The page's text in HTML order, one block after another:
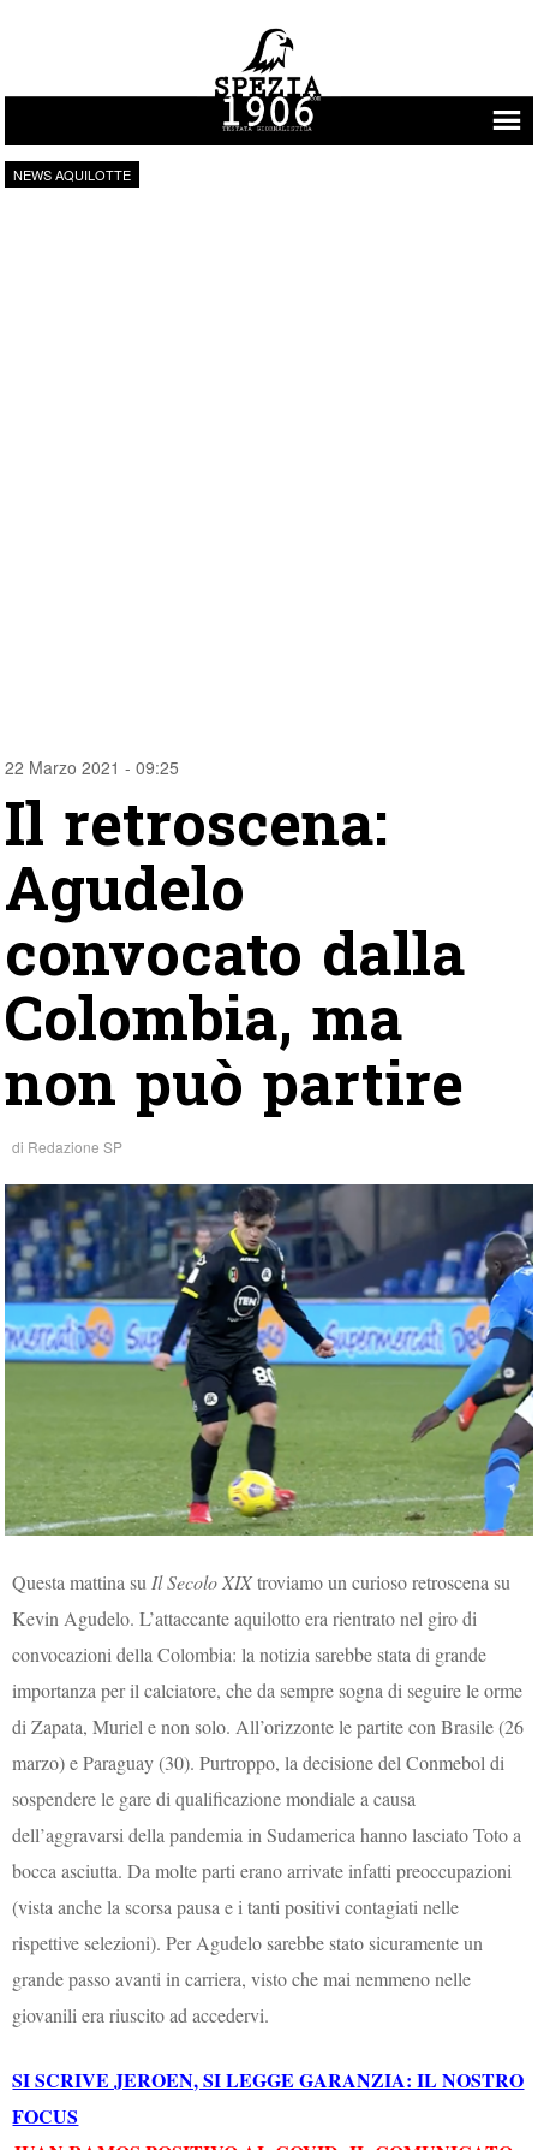
Vai al contenuto
NEWS AQUILOTTE
22 Marzo 2021 - 09:25
Il retroscena:
Agudelo
convocato dalla
Colombia, ma
non può partire
di Redazione SP
Questa mattina su Il Secolo XIXtroviamo un curioso retroscena su
Kevin Agudelo. L’attaccante aquilotto era rientrato nel giro di
convocazioni della Colombia: la notizia sarebbe stata di grande
importanza per il calciatore, che da sempre sogna di seguire le orme
di Zapata, Muriel e non solo. All’orizzonte le partite con Brasile (26
marzo) e Paraguay (30). Purtroppo, la decisione del Conmebol di
sospendere le gare di qualificazione mondiale a causa
dell’aggravarsi della pandemia in Sudamerica hanno lasciato Toto a
bocca asciutta. Da molte parti erano arrivate infatti preoccupazioni
(vista anche la scorsa pausa e i tanti positivi contagiati nelle
rispettive selezioni).Per Agudelo sarebbe stato sicuramente un
grande passo avanti in carriera, visto che mai nemmeno nelle
giovanili era riuscito ad accedervi.
SI SCRIVE JEROEN, SI LEGGE GARANZIA: IL NOSTRO
FOCUS